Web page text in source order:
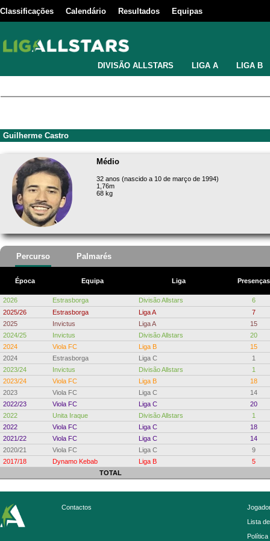
Classificações Calendário Resultados Equipas
DIVISÃO ALLSTARS LIGA A LIGA B
Guilherme Castro
Médio
32 anos (nascido a 10 de março de 1994)
1,76m
68 kg
Percurso Palmarés
Época Equipa Liga Presenças
2026 Estrasborga Divisão Allstars
6
2025/26
Estrasborga Liga A
7
2025
Invictus Liga A
15
2024/25
Invictus Divisão Allstars
20
2024
Viola FC Liga B
15
2024
Estrasborga Liga C
1
2023/24
Invictus Divisão Allstars
1
2023/24
Viola FC Liga B
18
2023
Viola FC Liga C
14
2022/23
Viola FC Liga C
20
2022
Unita Iraque Divisão Allstars
1
2022
Viola FC Liga C
18
2021/22
Viola FC Liga C
14
2020/21
Viola FC Liga C
9
2017/18
Dynamo Kebab Liga B
5
TOTAL
Contactos
Lista
Política